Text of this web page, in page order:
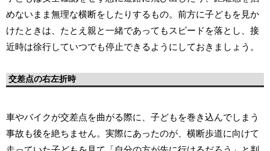
めないまま無理な横断をしたりするもの。前方に子どもを見か
けたときは、たとえ親と一緒であってもスピードを落とし、接
近時は徐行していつでも停止できるようにしておきましょう。
交差点の右左折時
車やバイクが交差点を曲がる際に、子どもを巻き込んでしまう
事故も後を絶ちません。実際にあったのが、横断歩道に向けて